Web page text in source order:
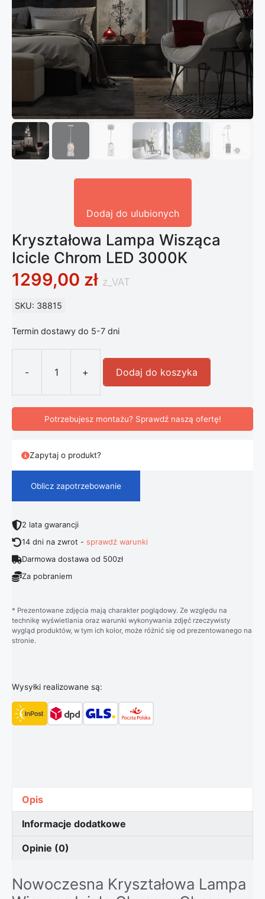
Dodaj do ulubionych
Kryształowa Lampa Wisząca
Icicle Chrom LED 3000K
1299,00 zł z_VAT
SKU: 38815
Termin dostawy do 5-7 dni
-
ilość Kryształowa Lampa Wisząca
+ Dodaj do koszyka
Potrzebujesz montażu? Sprawdź naszą ofertę!
Zapytaj o produkt?
Oblicz zapotrzebowanie
2 lata gwarancji
14 dni na zwrot -sprawdź warunki
Darmowa dostawa od 500zł
Za pobraniem
* Prezentowane zdjęcia mają charakter poglądowy. Ze względu na
technikę wyświetlania oraz warunki wykonywania zdjęć rzeczywisty
wygląd produktów, w tym ich kolor, może różnić się od prezentowanego na
stronie.
Wysyłki realizowane są:
Opis
Informacje dodatkowe
Opinie (0)
Nowoczesna Kryształowa Lampa